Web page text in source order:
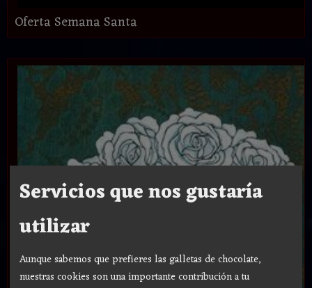
Oferta Semana Santa
Servicios que nos gustaría
utilizar
Aunque sabemos que prefieres las galletas de chocolate,
nuestras cookies son una importante contribución a tu